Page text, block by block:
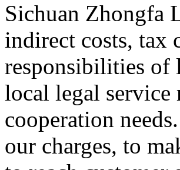
Sichuan Zhongfa
indirect costs, tax
responsibilities of
local legal service
cooperation
our charges, to